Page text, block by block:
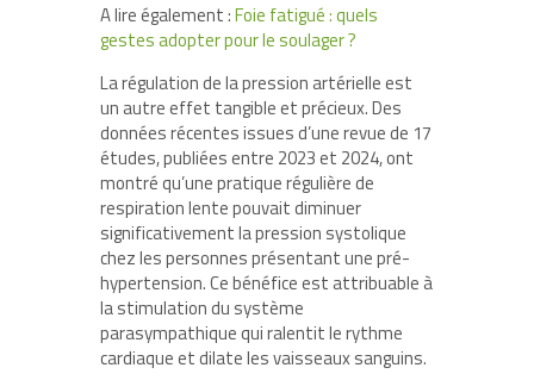
A lire également :Foie fatigué : quels
gestes adopter pour le soulager ?
La régulation de la pression artérielle est
un autre effet tangible et précieux. Des
données récentes issues d’une revue de 17
études, publiées entre 2023 et 2024, ont
montré qu’une pratique régulière de
respiration lente pouvait diminuer
significativement la pression systolique
chez les personnes présentant une pré-
hypertension. Ce bénéfice est attribuable à
la stimulation du système
parasympathique qui ralentit le rythme
cardiaque et dilate les vaisseaux sanguins.